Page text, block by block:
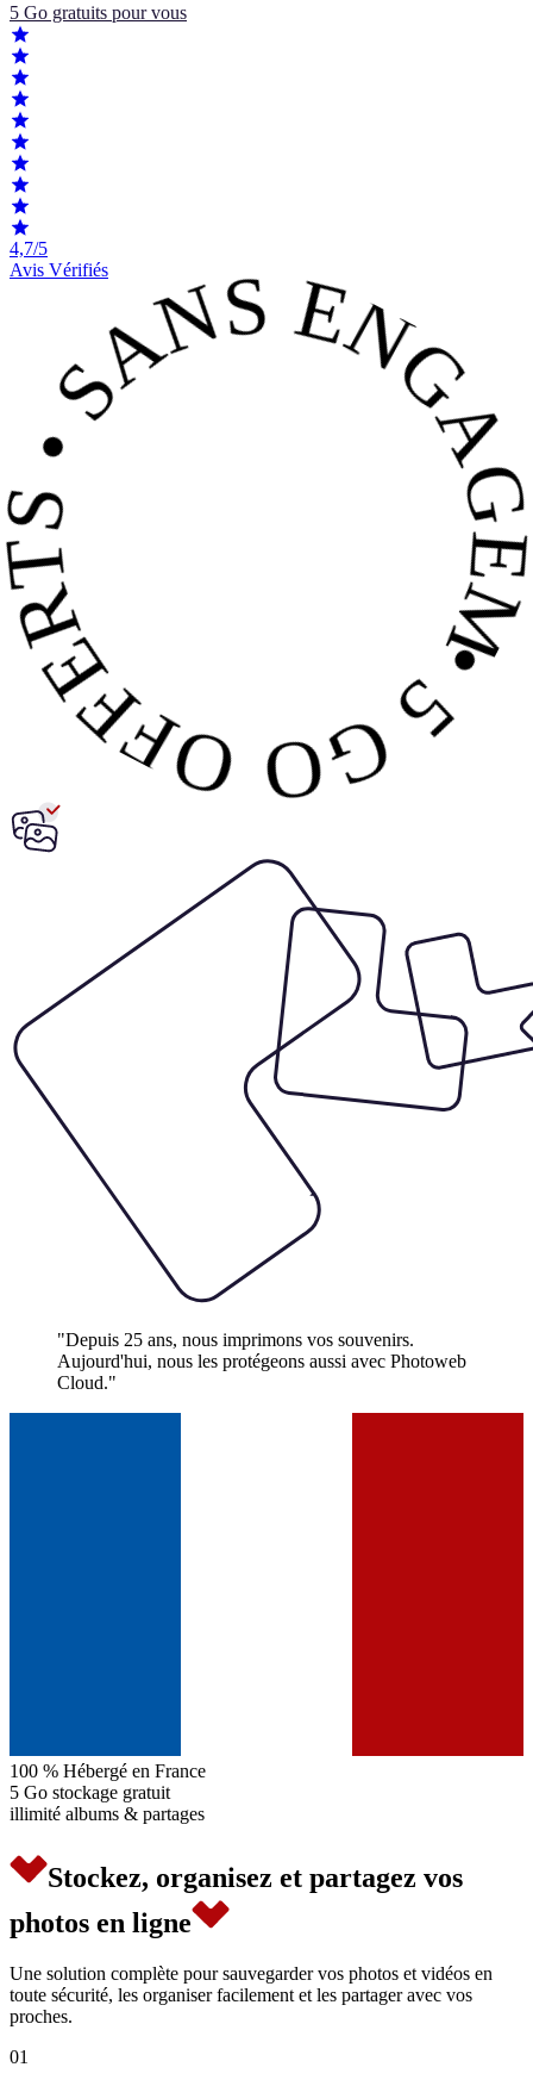
5 Go gratuits pour vous
4,7/5
Avis Vérifiés
• SANS
"Depuis 25 ans, nous imprimons vos souvenirs.
Aujourd'hui, nous les protégeons aussi avec Photoweb
Cloud."
100 % Hébergé en France
5 Go stockage gratuit
illimité albums & partages
Stockez, organisez et partagez vos
photos en ligne
Une solution complète pour sauvegarder vos photos et vidéos en
toute sécurité, les organiser facilement et les partager avec vos
proches.
01